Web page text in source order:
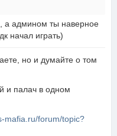
а админом ты наверное
начал играть)
но и думайте о том
и палач в одном
mafia.ru/forum/topic?